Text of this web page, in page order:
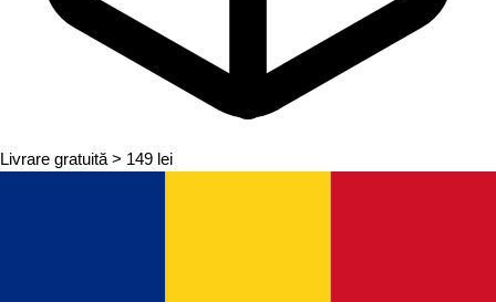
Livrare gratuită > 149 lei